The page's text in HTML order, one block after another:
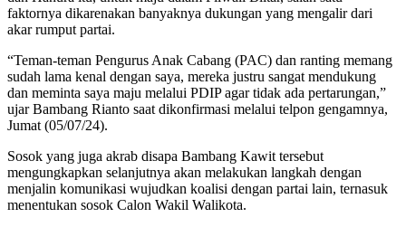
faktornya dikarenakan banyaknya dukungan yang mengalir dari
akar rumput partai.
“Teman-teman Pengurus Anak Cabang (PAC) dan ranting memang
sudah lama kenal dengan saya, mereka justru sangat mendukung
dan meminta saya maju melalui PDIP agar tidak ada pertarungan,”
ujar Bambang Rianto saat dikonfirmasi melalui telpon gengamnya,
Jumat (05/07/24).
Sosok yang juga akrab disapa Bambang Kawit tersebut
mengungkapkan selanjutnya akan melakukan langkah dengan
menjalin komunikasi wujudkan koalisi dengan partai lain, ternasuk
menentukan sosok Calon Wakil Walikota.